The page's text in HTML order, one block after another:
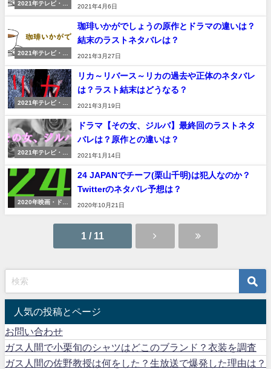
2021年テレビ・映
2021年4月6日
2021年テレビ・映
珈琲いかがでしょうの原作とドラマの違いは？
結末のラストネタバレは？
2021年3月27日
2021年テレビ・映
リカ～リバース～リカの過去や正体のネタバレ
は？ラスト結末はどうなる？
2021年3月19日
2021年テレビ・映
ドラマ【その女、ジルバ】最終回のラストネタ
バレは？原作との違いは？
2021年1月14日
2020年映画・ドラ
24 JAPANでチーフ(栗山千明)は犯人なのか？
Twitterのネタバレ予想は？
2020年10月21日
1 / 11
人気の投稿とページ
お問い合わせ
ガス人間で小栗旬のシャツはどこのブランド？衣装を調査
ガス人間の佐野教授は何をした？生放送で爆発した理由は？